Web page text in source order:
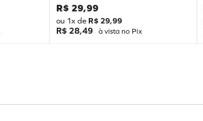
R$ 29,99
ou 1x de R$ 29,99
R$ 28,49 à vista no Pix